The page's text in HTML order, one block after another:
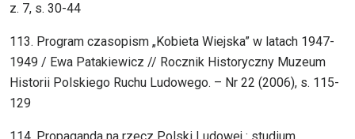
z. 7, s. 30-44
113. Program czasopism „Kobieta Wiejska” w latach 1947-
1949 / Ewa Patakiewicz // Rocznik Historyczny Muzeum
Historii Polskiego Ruchu Ludowego. – Nr 22 (2006), s. 115-
129